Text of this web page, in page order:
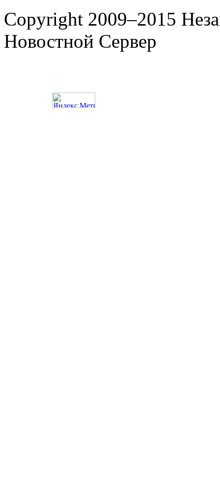
Copyright 2009–2015
Новостной Сервер